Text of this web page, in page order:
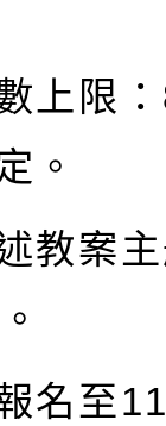
上限：
。
教案
名至